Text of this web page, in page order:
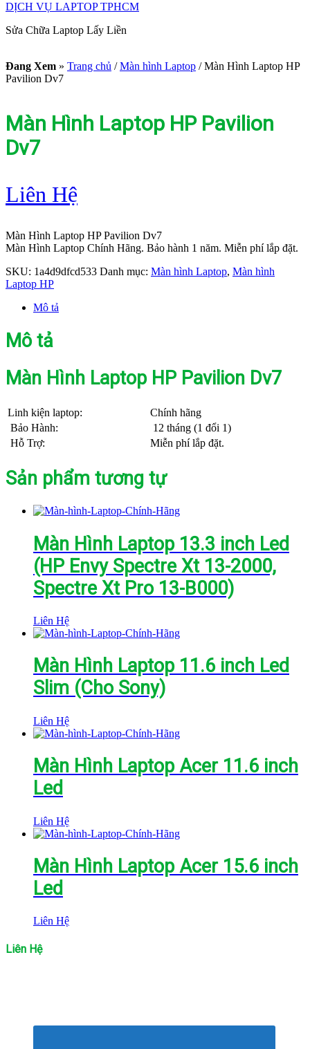
DỊCH VỤ LAPTOP TPHCM
Sửa Chữa Laptop Lấy Liền
Đang Xem » Trang chủ / Màn hình Laptop /Màn Hình Laptop HP
Pavilion Dv7
Màn Hình Laptop HP Pavilion
Dv7
Liên Hệ
Màn Hình Laptop HP Pavilion Dv7
Màn Hình Laptop Chính Hãng. Bảo hành 1 năm. Miễn phí lắp đặt.
SKU: 1a4d9dfcd533 Danh mục: Màn hình Laptop, Màn hình
Laptop HP
Mô tả
Mô tả
Màn Hình Laptop HP Pavilion Dv7
Linh kiện laptop:
Chính hãng
Bảo Hành:
12 tháng (1 đổi 1)
Hỗ Trợ:
Miễn phí lắp đặt.
Sản phẩm tương tự
Màn Hình Laptop 13.3 inch Led
(HP Envy Spectre Xt 13-2000,
Spectre Xt Pro 13-B000)
Liên Hệ
Màn Hình Laptop 11.6 inch Led
Slim (Cho Sony)
Liên Hệ
Màn Hình Laptop Acer 11.6 inch
Led
Liên Hệ
Màn Hình Laptop Acer 15.6 inch
Led
Liên Hệ
Liên Hệ